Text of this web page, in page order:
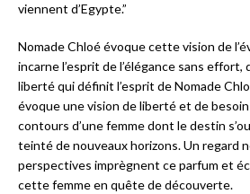
viennent d’Egypte.”
Nomade Chloé évoque cette vision de
incarne l’esprit de l’élégance sans effort,
liberté qui définit l’esprit de Nomade
évoque une vision de liberté et de besoin
contours d’une femme dont le destin
teinté de nouveaux horizons. Un regard
perspectives imprègnent ce parfum et
cette femme en quête de découverte.